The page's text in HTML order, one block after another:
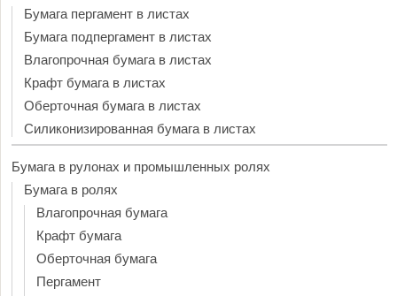
Бумага пергамент в листах
Бумага подпергамент в листах
Влагопрочная бумага в листах
Крафт бумага в листах
Оберточная бумага в листах
Силиконизированная бумага в листах
Бумага в рулонах и промышленных ролях
Бумага в ролях
Влагопрочная бумага
Крафт бумага
Оберточная бумага
Пергамент